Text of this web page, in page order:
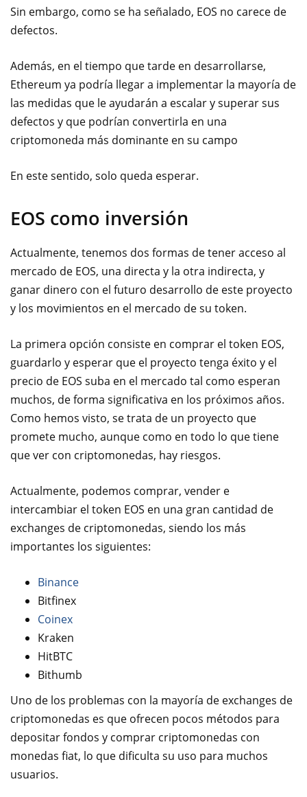
Sin embargo, como se ha señalado, EOS no carece de
defectos.
Además, en el tiempo que tarde en desarrollarse,
Ethereum ya podría llegar a implementar la mayoría de
las medidas que le ayudarán a escalar y superar sus
defectos y que podrían convertirla en una
criptomoneda más dominante en su campo
En este sentido, solo queda esperar.
EOS como inversión
Actualmente, tenemos dos formas de tener acceso al
mercado de EOS, una directa y la otra indirecta, y
ganar dinero con el futuro desarrollo de este proyecto
y los movimientos en el mercado de su token.
La primera opción consiste en comprar el token EOS,
guardarlo y esperar que el proyecto tenga éxito y el
precio de EOS suba en el mercado tal como esperan
muchos, de forma significativa en los próximos años.
Como hemos visto, se trata de un proyecto que
promete mucho, aunque como en todo lo que tiene
que ver con criptomonedas, hay riesgos.
Actualmente, podemos comprar, vender e
intercambiar el token EOS en una gran cantidad de
exchanges de criptomonedas, siendo los más
importantes los siguientes:
Binance
Bitfinex
Coinex
Kraken
HitBTC
Bithumb
Uno de los problemas con la mayoría de exchanges de
criptomonedas es que ofrecen pocos métodos para
depositar fondos y comprar criptomonedas con
monedas fiat, lo que dificulta su uso para muchos
usuarios.